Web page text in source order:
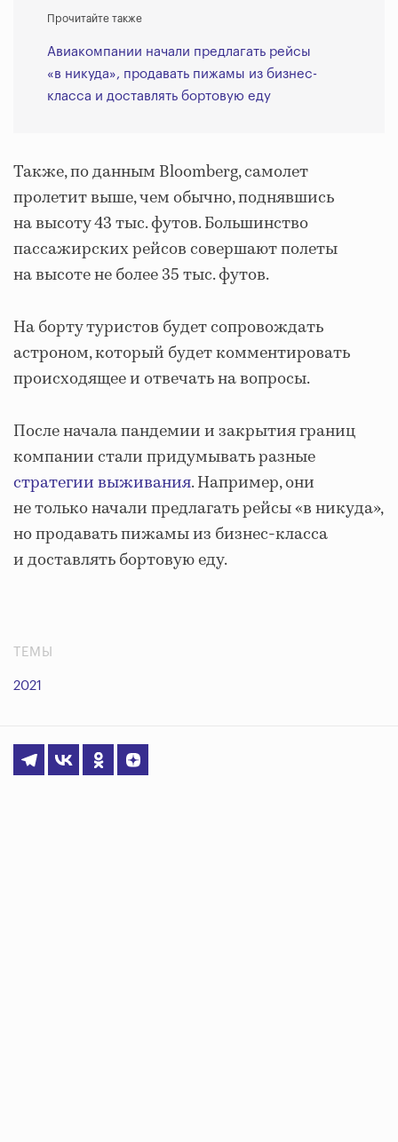
Прочитайте также
Авиакомпании начали предлагать рейсы
«в никуда», продавать пижамы из бизнес-
класса и доставлять бортовую еду
Также, по данным Bloomberg, самолет
пролетит выше, чем обычно, поднявшись
на высоту 43 тыс. футов. Большинство
пассажирских рейсов совершают полеты
на высоте не более 35 тыс. футов.
На борту туристов будет сопровождать
астроном, который будет комментировать
происходящее и отвечать на вопросы.
После начала пандемии и закрытия границ
компании стали придумывать разные
стратегии выживания. Например, они
не только начали предлагать рейсы «в никуда»,
но продавать пижамы из бизнес-класса
и доставлять бортовую еду.
ТЕМЫ
2021